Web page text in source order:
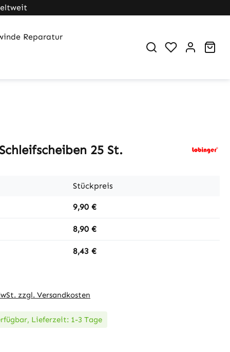
Reparatur
Du hast 0
25 St.
Stückpreis
9,90 €
8,90 €
8,43 €
zzgl. Versandkosten
Lieferzeit: 1-3 Tage